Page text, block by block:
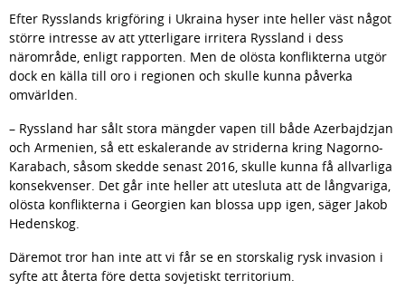
Efter Rysslands krigföring i Ukraina hyser inte heller väst något
större intresse av att ytterligare irritera Ryssland i dess
närområde, enligt rapporten. Men de olösta konflikterna utgör
dock en källa till oro i regionen och skulle kunna påverka
omvärlden.
– Ryssland har sålt stora mängder vapen till både Azerbajdzjan
och Armenien, så ett eskalerande av striderna kring Nagorno-
Karabach, såsom skedde senast 2016, skulle kunna få allvarliga
konsekvenser. Det går inte heller att utesluta att de långvariga,
olösta konflikterna i Georgien kan blossa upp igen, säger Jakob
Hedenskog.
Däremot tror han inte att vi får se en storskalig rysk invasion i
syfte att återta före detta sovjetiskt territorium.